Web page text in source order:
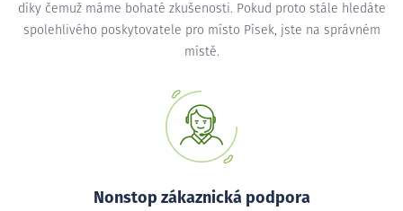
díky čemuž máme bohaté zkušenosti. Pokud proto stále hledáte
spolehlivého poskytovatele pro místo Písek, jste na správném
místě.
Nonstop zákaznická podpora